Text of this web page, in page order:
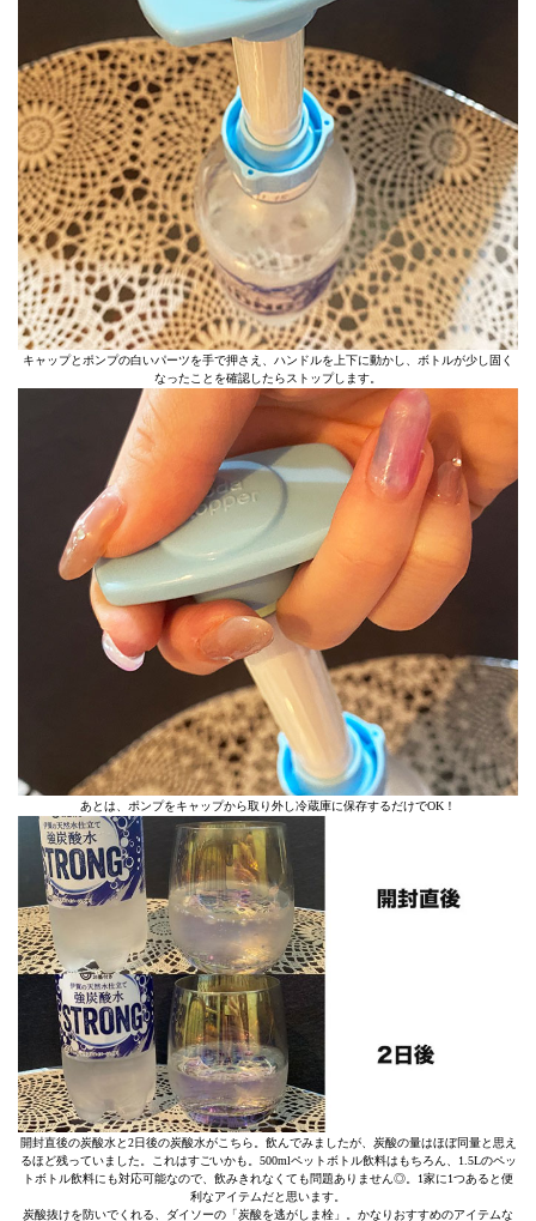
キャップとポンプの白いパーツを手で押さえ、ハンドルを上下に動かし、ボトルが少し固く
なったことを確認したらストップします。
あとは、ポンプをキャップから取り外し冷蔵庫に保存するだけでOK！
開封直後の炭酸水と2日後の炭酸水がこちら。飲んでみましたが、炭酸の量はほぼ同量と思え
るほど残っていました。これはすごいかも。500mlペットボトル飲料はもちろん、1.5Lのペッ
トボトル飲料にも対応可能なので、飲みきれなくても問題ありません◎。1家に1つあると便
利なアイテムだと思います。
炭酸抜けを防いでくれる、ダイソーの「炭酸を逃がしま栓」。かなりおすすめのアイテムな